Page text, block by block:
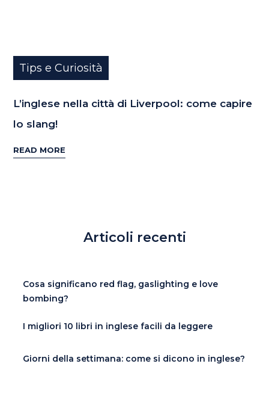
Tips e Curiosità
L’inglese nella città di Liverpool: come capire
lo slang!
READ MORE
Articoli recenti
Cosa significano red flag, gaslighting e love
bombing?
I migliori 10 libri in inglese facili da leggere
Giorni della settimana: come si dicono in inglese?